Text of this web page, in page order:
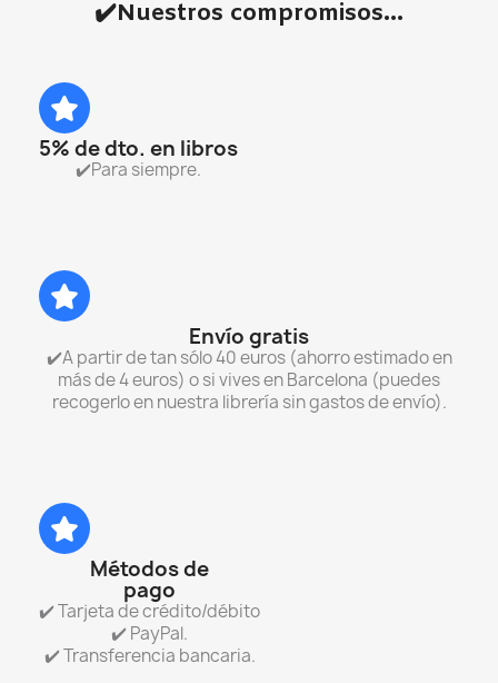
✔️Nuestros compromisos...
5% de dto. en libros
✔️Para siempre.
Envío gratis
✔️A partir de tan sólo 40 euros (ahorro estimado en
más de 4 euros) o si vives en Barcelona (puedes
recogerlo en nuestra librería sin gastos de envío).
Métodos de
pago
✔️ Tarjeta de crédito/débito
✔️ PayPal.
✔️ Transferencia bancaria.